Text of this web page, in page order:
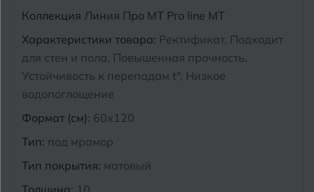
Коллекция Линия Про MT Pro line MT
Характеристики товара: Ректификат, Подходит
для стен и пола, Повышенная прочность,
Устойчивость к перепадам t°, Низкое
водопоглощение
Формат (см): 60x120
Тип: под мрамор
Тип покрытия: матовый
Курган
Курганинск
Магнитогорск
Майкоп
Муром
Х Химки
Ч Чебоксары